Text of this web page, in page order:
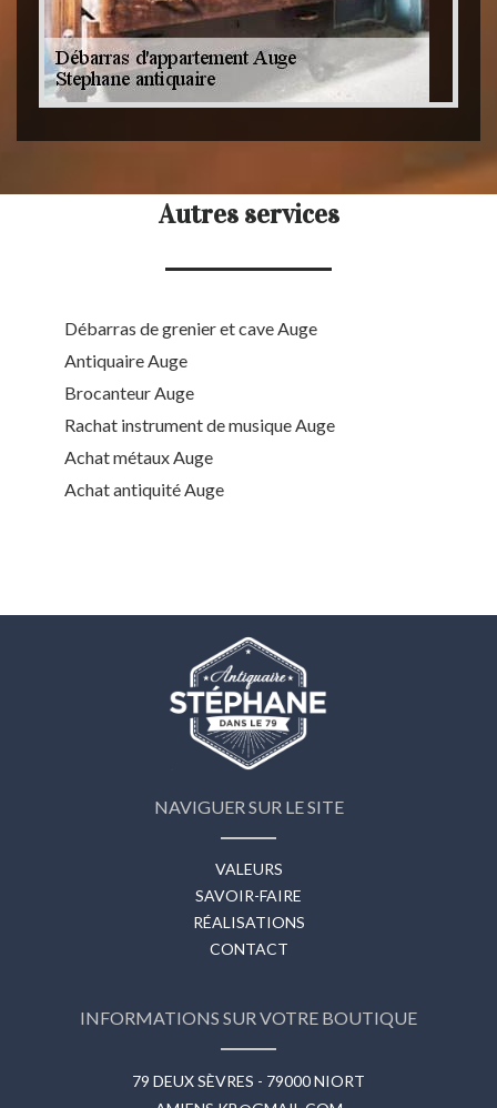
Autres services
Débarras de grenier et cave Auge
Antiquaire Auge
Brocanteur Auge
Rachat instrument de musique Auge
Achat métaux Auge
Achat antiquité Auge
NAVIGUER SUR LE SITE
VALEURS
SAVOIR-FAIRE
RÉALISATIONS
CONTACT
INFORMATIONS SUR VOTRE BOUTIQUE
79 DEUX SÈVRES - 79000 NIORT